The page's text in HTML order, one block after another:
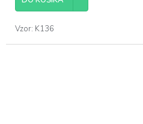
Vzor: K136